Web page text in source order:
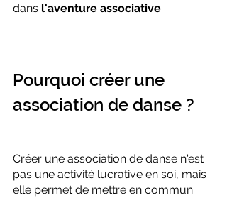
dans l'aventure associative.
Pourquoi créer une
association de danse ?
Créer une association de danse n'est
pas une activité lucrative en soi, mais
elle permet de mettre en commun